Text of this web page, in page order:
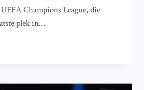
Champions League, die
plek in…